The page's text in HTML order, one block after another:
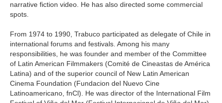
narrative fiction video. He has also directed some commercial
spots.
From 1974 to 1990, Trabuco participated as delegate of Chile in
international forums and festivals. Among his many
responsibilities, he was founder and member of the Committee
of Latin American Filmmakers (Comité de Cineastas de América
Latina) and of the superior council of New Latin American
Cinema Foundation (Fundacion del Nuevo Cine
Latinoamericano, fnCl). He was director of the International Film